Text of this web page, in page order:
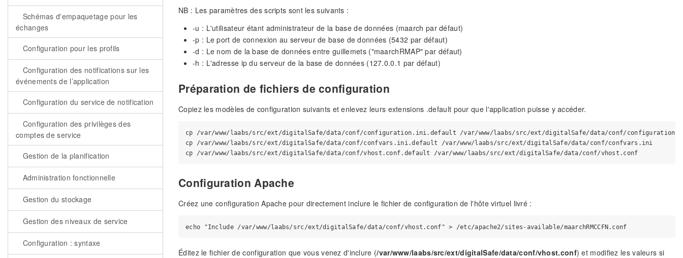
Schémas d'empaquetage pour les
échanges
Configuration pour les profils
Configuration des notifications sur les
événements de l’application
Configuration du service de notification
Configuration des privilèges des
comptes de service
Gestion de la planification
Administration fonctionnelle
Gestion du stockage
Gestion des niveaux de service
Configuration : syntaxe
NB : Les paramètres des scripts sont les suivants :
-u : L'utilisateur étant administrateur de la base de données (maarch par défaut)
-p : Le port de connexion au serveur de base de données (5432 par défaut)
-d : Le nom de la base de données entre guillemets ("maarchRMAP" par défaut)
-h : L'adresse ip du serveur de la base de données (127.0.0.1 par défaut)
Préparation de fichiers de configuration
Copiez les modèles de configuration suivants et enlevez leurs extensions .default pour que l'application puisse y accéder.
cp /var/www/laabs/src/ext/digitalSafe/data/conf/configuration.ini.default /var/www/laabs/src/ext/digitalSafe/data/conf/
cp /var/www/laabs/src/ext/digitalSafe/data/conf/confvars.ini.default /var/www/laabs/src/ext/digitalSafe/data/conf/confvars.ini
Configuration Apache
Créez une configuration Apache pour directement inclure le fichier de configuration de l'hôte virtuel livré :
Éditez le fichier de configuration que vous venez d'inclure (/var/www/laabs/src/ext/digitalSafe/data/conf/vhost.conf) et modifiez les valeurs si